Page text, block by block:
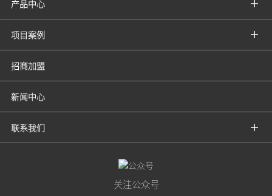
产品中心
项目案例
招商加盟
新闻中心
联系我们
关注公众号